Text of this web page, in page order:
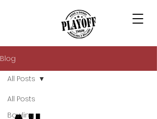
Blog
All Posts
Bowling
All Posts